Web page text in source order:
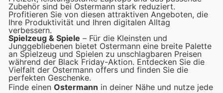
Zubehör sind bei Ostermann stark reduziert.
Profitieren Sie von diesen attraktiven Angeboten, die
Ihre Produktivität und Ihren digitalen Alltag
verbessern.
Spielzeug & Spiele – Für die Kleinsten und
Junggebliebenen bietet Ostermann eine breite Palette
an Spielzeug und Spielen zu unschlagbaren Preisen
während der Black Friday-Aktion. Entdecken Sie die
Vielfalt der Ostermann offers und finden Sie die
perfekten Geschenke.
Finde einen Ostermann in deiner Nähe und nutze jede